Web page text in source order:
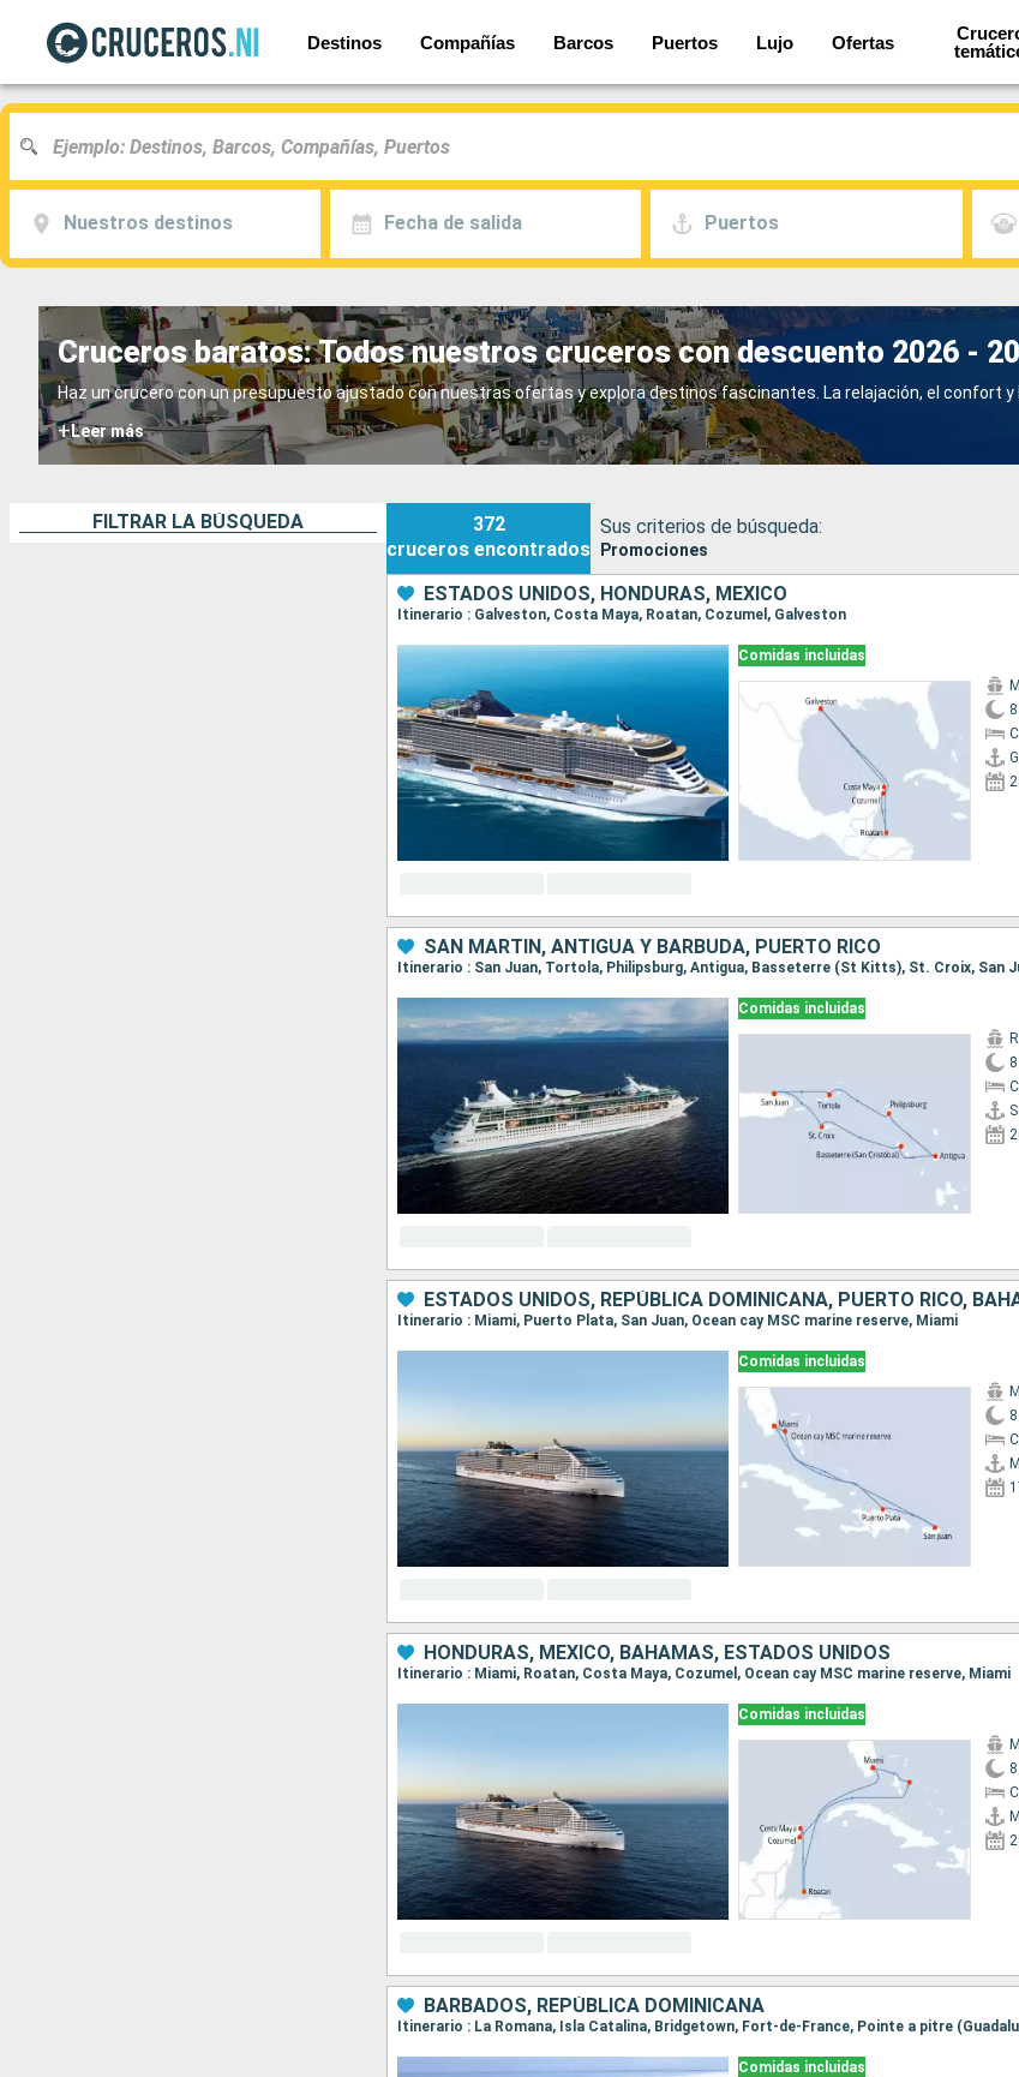
Destinos Compañías Barcos Puertos Lujo Ofertas
Nuestros destinos Fecha de salida Puertos
Cruceros baratos: Todos nuestros cruceros con descuento 2026 -
Haz un crucero con un presupuesto ajustado con nuestras ofertas y explora destinos fascinantes. La relajación, el confort
+Leer más
FILTRAR LA BÚSQUEDA
372
cruceros encontrados
Sus criterios de búsqueda:
Promociones
ESTADOS UNIDOS, HONDURAS, MÉXICO
Itinerario : Galveston, Costa Maya, Roatan, Cozumel, Galveston
Comidas incluidas
SAN MARTÍN, ANTIGUA Y BARBUDA, PUERTO RICO
Itinerario : San Juan, Tortola, Philipsburg, Antigua, Basseterre (St Kitts), St. Croix, San
Comidas incluidas
ESTADOS UNIDOS, REPÚBLICA DOMINICANA, PUERTO RICO,
Itinerario : Miami, Puerto Plata, San Juan, Ocean cay MSC marine reserve, Miami
Comidas incluidas
HONDURAS, MÉXICO, BAHAMAS, ESTADOS UNIDOS
Itinerario : Miami, Roatan, Costa Maya, Cozumel, Ocean cay MSC marine reserve, Miami
Comidas incluidas
BARBADOS, REPÚBLICA DOMINICANA
Comidas incluidas